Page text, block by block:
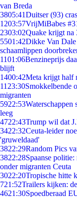
van Breda
3805:41Duitser (93)
1203:57VrijMiBabes
2303:02Quake krijgt na
5501:42Dikke Van
schaamlippen
1101:06Benzineprijs
blijft
1400:42Meta krijgt half
11 23:30Smokkelbende
migranten
5922:53Waterschappen
leeg
4722:43Trump wil dat
3422:32Ceuta-leider
'gruweldaad'
3822:29Random Pics
3822:28Spaanse
onder migranten Ceuta
3022:20Tropische hitte
721:52Trailers kijken:
4621:30Spoedberaad